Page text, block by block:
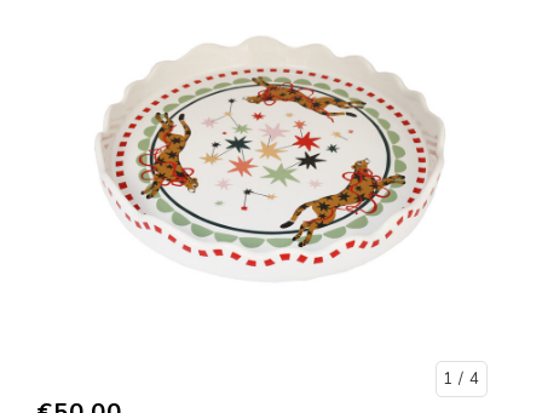
1 / 4